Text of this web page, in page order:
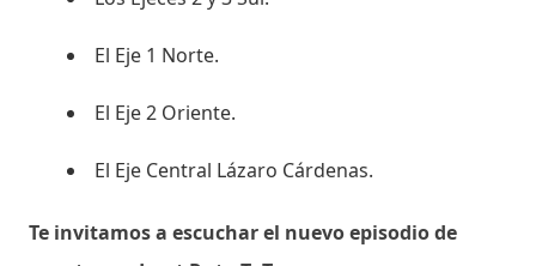
El Eje 1 Norte.
El Eje 2 Oriente.
El Eje Central Lázaro Cárdenas.
Te invitamos a escuchar el nuevo episodio de